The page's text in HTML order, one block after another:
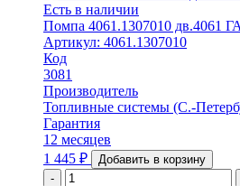
Есть в наличии
Помпа 4061.1307010 дв.4061
Артикул: 4061.1307010
Код
3081
Производитель
Топливные системы (С.-
Гарантия
12 месяцев
1 445 ₽
Добавить в корзину
-